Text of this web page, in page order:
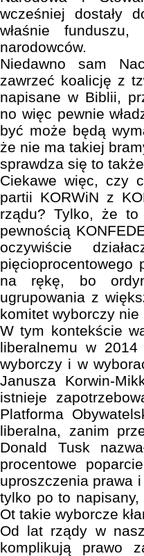
wcześniej dostały
właśnie
narodowców.
Niedawno sam
zawrzeć koalicję z
napisane w Biblii,
no więc pewnie
być może będą
że nie ma takiej
sprawdza się to
Ciekawe więc, czy
partii KORWiN z
rządu? Tylko, że
pewnością
oczywiście
na rękę, bo
ugrupowania z
komitet wyborczy
W tym kontekście
liberalnemu w
wyborczy i w
Janusza Korwin-
istnieje
Platforma
liberalna, zanim
Donald Tusk
procentowe
uproszczenia prawa
tylko po to
Ot takie wyborcze
Od lat rządy w
komplikują prawo